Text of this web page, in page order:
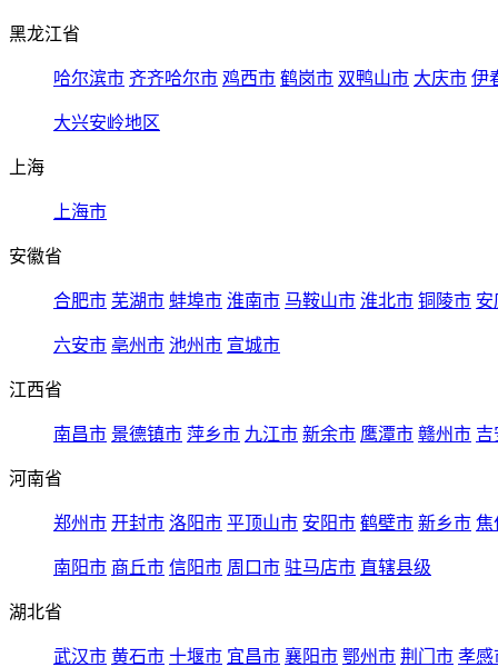
黑龙江省
哈尔滨市 齐齐哈尔市 鸡西市 鹤岗市 双鸭山市 大庆市 伊
大兴安岭地区
上海
上海市
安徽省
合肥市 芜湖市 蚌埠市 淮南市 马鞍山市 淮北市 铜陵市 安
六安市 亳州市 池州市 宣城市
江西省
南昌市 景德镇市 萍乡市 九江市 新余市 鹰潭市 赣州市 吉
河南省
郑州市 开封市 洛阳市 平顶山市 安阳市 鹤壁市 新乡市 焦
南阳市 商丘市 信阳市 周口市 驻马店市 直辖县级
湖北省
武汉市 黄石市 十堰市 宜昌市 襄阳市 鄂州市 荆门市 孝感